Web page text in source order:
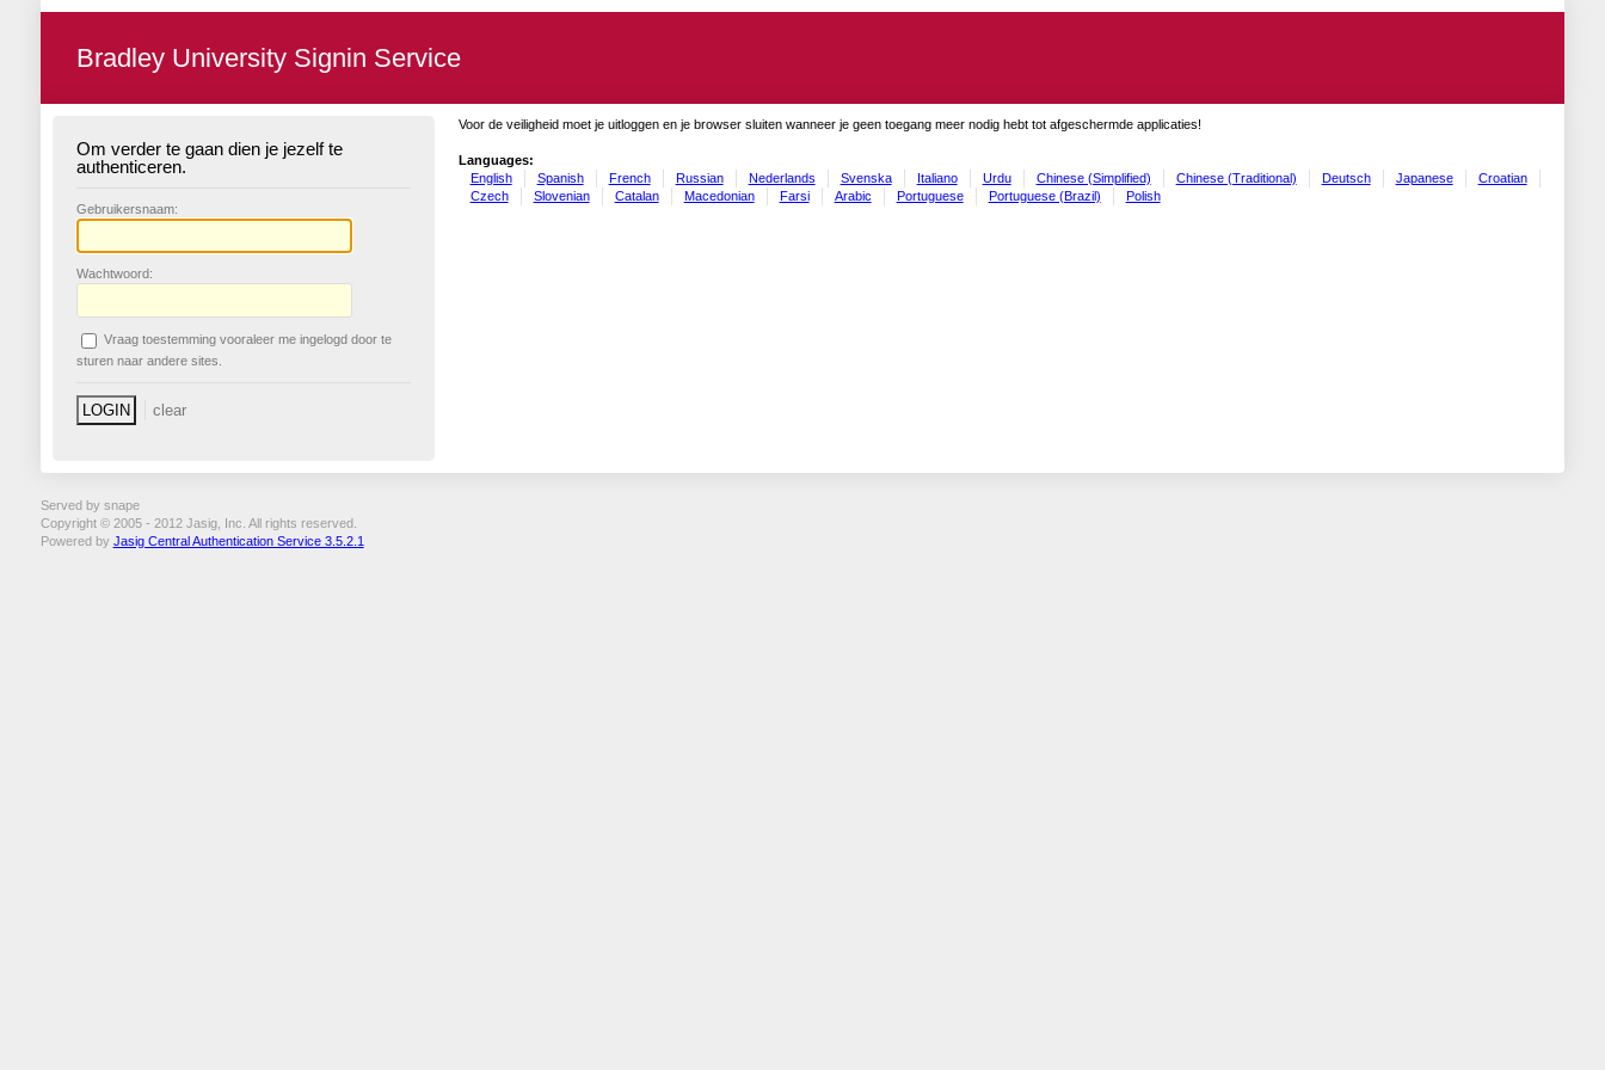
Bradley University Signin Service
Om verder te gaan dien je jezelf te
authenticeren.
Gebruikersnaam:
Wachtwoord:
Vraag toestemming vooraleer me ingelogd door te
sturen naar andere sites.
Voor de veiligheid moet je uitloggen en je browser sluiten wanneer je geen toegang meer nodig hebt tot afgeschermde applicaties!
Languages:
English
Spanish French Russian Nederlands Svenska Italiano Urdu Chinese (Simplified) Chinese (Traditional) Deutsch Japanese
Croatian
Czech
Slovenian Catalan Macedonian Farsi Arabic Portuguese Portuguese (Brazil) Polish
Served by snape
Copyright © 2005 - 2012 Jasig, Inc. All rights reserved.
Powered by Jasig Central Authentication Service 3.5.2.1